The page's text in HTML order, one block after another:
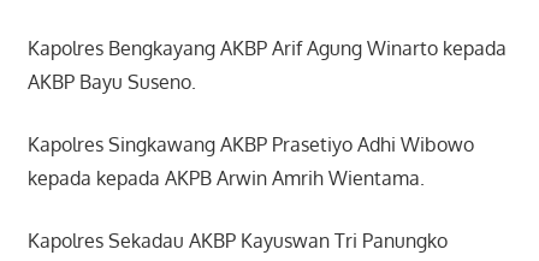
Kapolres Bengkayang AKBP Arif Agung Winarto kepada
AKBP Bayu Suseno.
Kapolres Singkawang AKBP Prasetiyo Adhi Wibowo
kepada kepada AKPB Arwin Amrih Wientama.
Kapolres Sekadau AKBP Kayuswan Tri Panungko